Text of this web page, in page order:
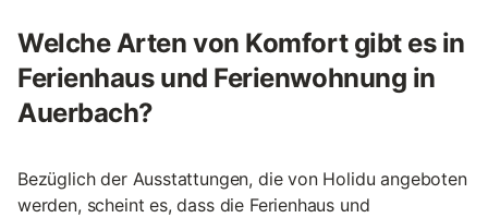
Welche Arten von Komfort gibt es in
Ferienhaus und Ferienwohnung in
Auerbach?
Bezüglich der Ausstattungen, die von Holidu angeboten
werden, scheint es, dass die Ferienhaus und